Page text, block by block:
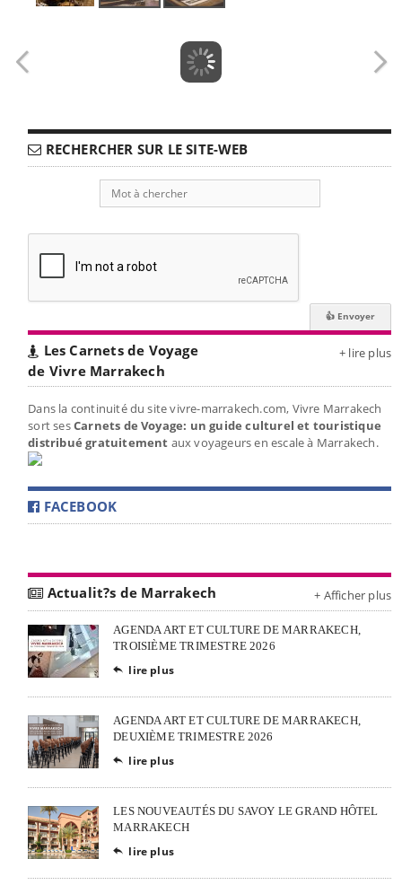
RECHERCHER SUR LE SITE-WEB
Les Carnets de Voyage
de Vivre Marrakech
+ lire plus
Dans la continuité du site vivre-marrakech.com, Vivre Marrakech
sort sesCarnets de Voyage: un guide culturel et touristique
distribué gratuitement aux voyageurs en escale à Marrakech.
FACEBOOK
Actualit?s de Marrakech + Afficher plus
AGENDA ART ET CULTURE DE MARRAKECH,
TROISIÈME TRIMESTRE 2026
 lire plus
AGENDA ART ET CULTURE DE MARRAKECH,
DEUXIÈME TRIMESTRE 2026
 lire plus
LES NOUVEAUTÉS DU SAVOY LE GRAND HÔTEL
MARRAKECH
 lire plus